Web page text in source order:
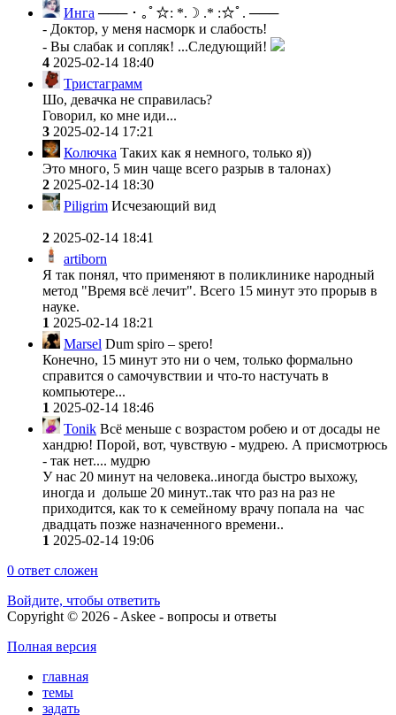
Инга ─── ･ ｡ﾟ☆: *.☽ .* :☆ﾟ. ───
- Доктор, у меня насморк и слабость!
- Вы слабак и сопляк! ...Следующий!
4 2025-02-14 18:40
Тристаграмм
Шо, девачка не справилась?
Говорил, ко мне иди...
3 2025-02-14 17:21
Колючка Таких как я немного, только я))
Это много, 5 мин чаще всего разрыв в талонах)
2 2025-02-14 18:30
Piligrim Исчезающий вид
2 2025-02-14 18:41
artiborn
Я так понял, что применяют в поликлинике народный
метод "Время всё лечит". Всего 15 минут это прорыв в
науке.
1 2025-02-14 18:21
Marsel Dum spiro – spero!
Конечно, 15 минут это ни о чем, только формально
справится о самочувствии и что-то настучать в
компьютере...
1 2025-02-14 18:46
Tonik Всё меньше с возрастом робею и от досады не
хандрю! Порой, вот, чувствую - мудрею. А присмотрюсь
- так нет.... мудрю
У нас 20 минут на человека..иногда быстро выхожу,
иногда и дольше 20 минут..так что раз на раз не
приходится, как то к семейному врачу попала на час
двадцать позже назначенного времени..
1 2025-02-14 19:06
0 ответ сложен
Войдите, чтобы ответить
Copyright © 2026 - Askee - вопросы и ответы
Полная версия
главная
темы
задать